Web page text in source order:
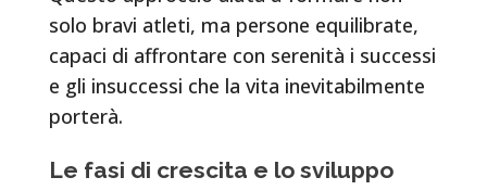
solo bravi atleti, ma persone equilibrate,
capaci di affrontare con serenità i successi
e gli insuccessi che la vita inevitabilmente
porterà.
Le fasi di crescita e lo sviluppo